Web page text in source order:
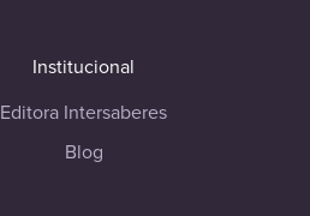
Institucional
Editora Intersaberes
Blog